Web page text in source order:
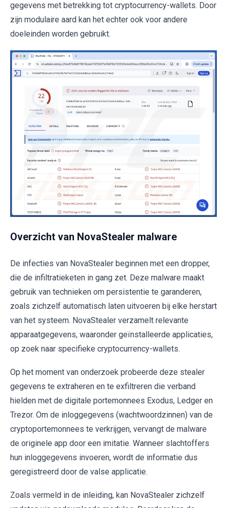
gegevens met betrekking tot cryptocurrency-wallets. Door
zijn modulaire aard kan het echter ook voor andere
doeleinden worden gebruikt.
Overzicht van NovaStealer malware
De infecties van NovaStealer beginnen met een dropper,
die de infiltratieketen in gang zet. Deze malware maakt
gebruik van technieken om persistentie te garanderen,
zoals zichzelf automatisch laten uitvoeren bij elke herstart
van het systeem. NovaStealer verzamelt relevante
apparaatgegevens, waaronder geïnstalleerde applicaties,
op zoek naar specifieke cryptocurrency-wallets.
Op het moment van onderzoek probeerde deze stealer
gegevens te extraheren en te exfiltreren die verband
hielden met de digitale portemonnees Exodus, Ledger en
Trezor. Om de inloggegevens (wachtwoordzinnen) van de
cryptoportemonnees te verkrijgen, vervangt de malware
de originele app door een imitatie. Wanneer slachtoffers
hun inloggegevens invoeren, wordt de informatie dus
geregistreerd door de valse applicatie.
Zoals vermeld in de inleiding, kan NovaStealer zichzelf